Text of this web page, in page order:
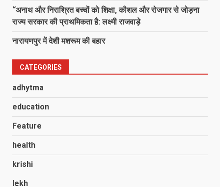
“अनाथ और निराश्रित बच्चों को शिक्षा, कौशल और रोजगार से जोड़ना
राज्य सरकार की प्राथमिकता है: लक्ष्मी राजवाड़े
नारायणपुर में देशी मशरूम की बहार
CATEGORIES
adhytma
education
Feature
health
krishi
lekh